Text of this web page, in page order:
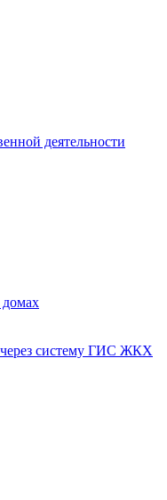
деятельности
через систему ГИС ЖКХ